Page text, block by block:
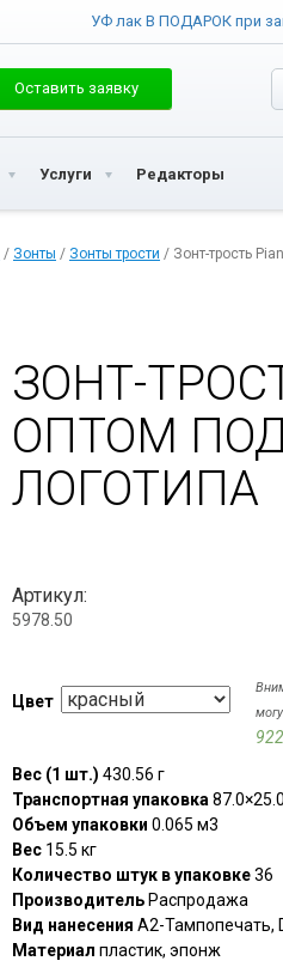
УФ лак В ПОДАРОК при
Оставить заявку
Услуги Редакторы
/ Зонты / Зонты трости / Зонт-трость
ЗОНТ-
ОПТОМ
ЛОГОТИПА
Артикул:
5978.50
Цвет
Вес (1 шт.) 430.56 г
Транспортная упаковка
Объем упаковки 0.065 м3
Вес 15.5 кг
Количество штук в упаковке36
Производитель Распродажа
Вид нанесения A2-Тампопечать,
Материал пластик, эпонж